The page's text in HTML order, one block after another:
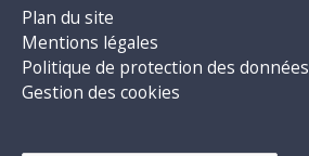
Plan du site
Mentions légales
Politique de protection des données
Gestion des cookies